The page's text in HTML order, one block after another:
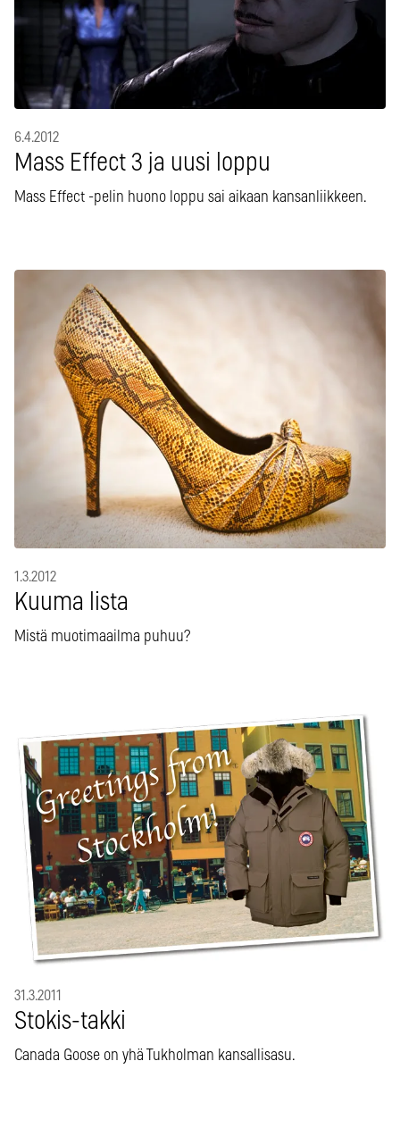
6.4.2012
Mass Effect 3 ja uusi loppu
Mass Effect -pelin huono loppu sai aikaan kansanliikkeen.
1.3.2012
Kuuma lista
Mistä muotimaailma puhuu?
31.3.2011
Stokis-takki
Canada Goose on yhä Tukholman kansallisasu.